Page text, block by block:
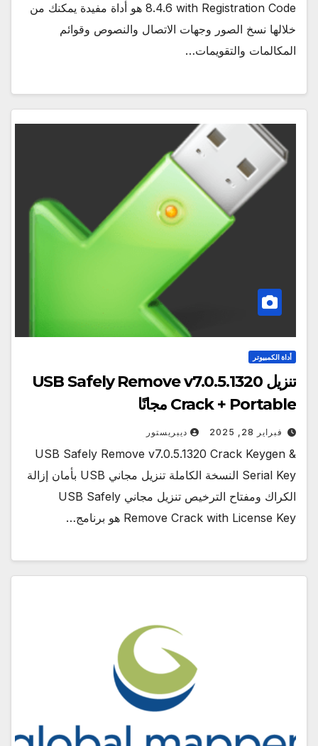
8.4.6 with Registration Code هو أداة مفيدة يمكنك من
خلالها نسخ الصور وجهات الاتصال والنصوص وقوائم
المكالمات والتقويمات…
أداة الكمبيوتر
تنزيل USB Safely Remove v7.0.5.1320
Crack + Portable مجانًا
فبراير 28, 2025 ديبريستور
USB Safely Remove v7.0.5.1320 Crack Keygen &
Serial Key النسخة الكاملة تنزيل مجاني USB بأمان إزالة
الكراك ومفتاح الترخيص تنزيل مجاني USB Safely
Remove Crack with License Key هو برنامج…